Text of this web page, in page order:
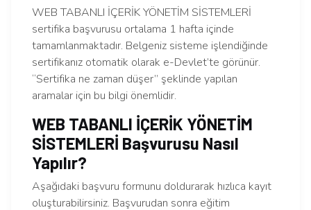
WEB TABANLI İÇERİK YÖNETİM SİSTEMLERİ
sertifika başvurusu ortalama 1 hafta içinde
tamamlanmaktadır. Belgeniz sisteme işlendiğinde
sertifikanız otomatik olarak e-Devlet’te görünür.
“Sertifika ne zaman düşer” şeklinde yapılan
aramalar için bu bilgi önemlidir.
WEB TABANLI İÇERİK YÖNETİM
SİSTEMLERİ Başvurusu Nasıl
Yapılır?
Aşağıdaki başvuru formunu doldurarak hızlıca kayıt
oluşturabilirsiniz. Başvurudan sonra eğitim